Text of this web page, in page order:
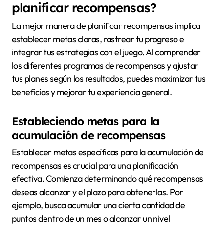
planificar recompensas?
La mejor manera de planificar recompensas implica
establecer metas claras, rastrear tu progreso e
integrar tus estrategias con el juego. Al comprender
los diferentes programas de recompensas y ajustar
tus planes según los resultados, puedes maximizar tus
beneficios y mejorar tu experiencia general.
Estableciendo metas para la
acumulación de recompensas
Establecer metas específicas para la acumulación de
recompensas es crucial para una planificación
efectiva. Comienza determinando qué recompensas
deseas alcanzar y el plazo para obtenerlas. Por
ejemplo, busca acumular una cierta cantidad de
puntos dentro de un mes o alcanzar un nivel